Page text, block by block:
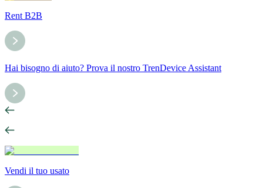
Rent B2B
Hai bisogno di aiuto? Prova il nostro TrenDevice Assistant
Vendi il tuo usato